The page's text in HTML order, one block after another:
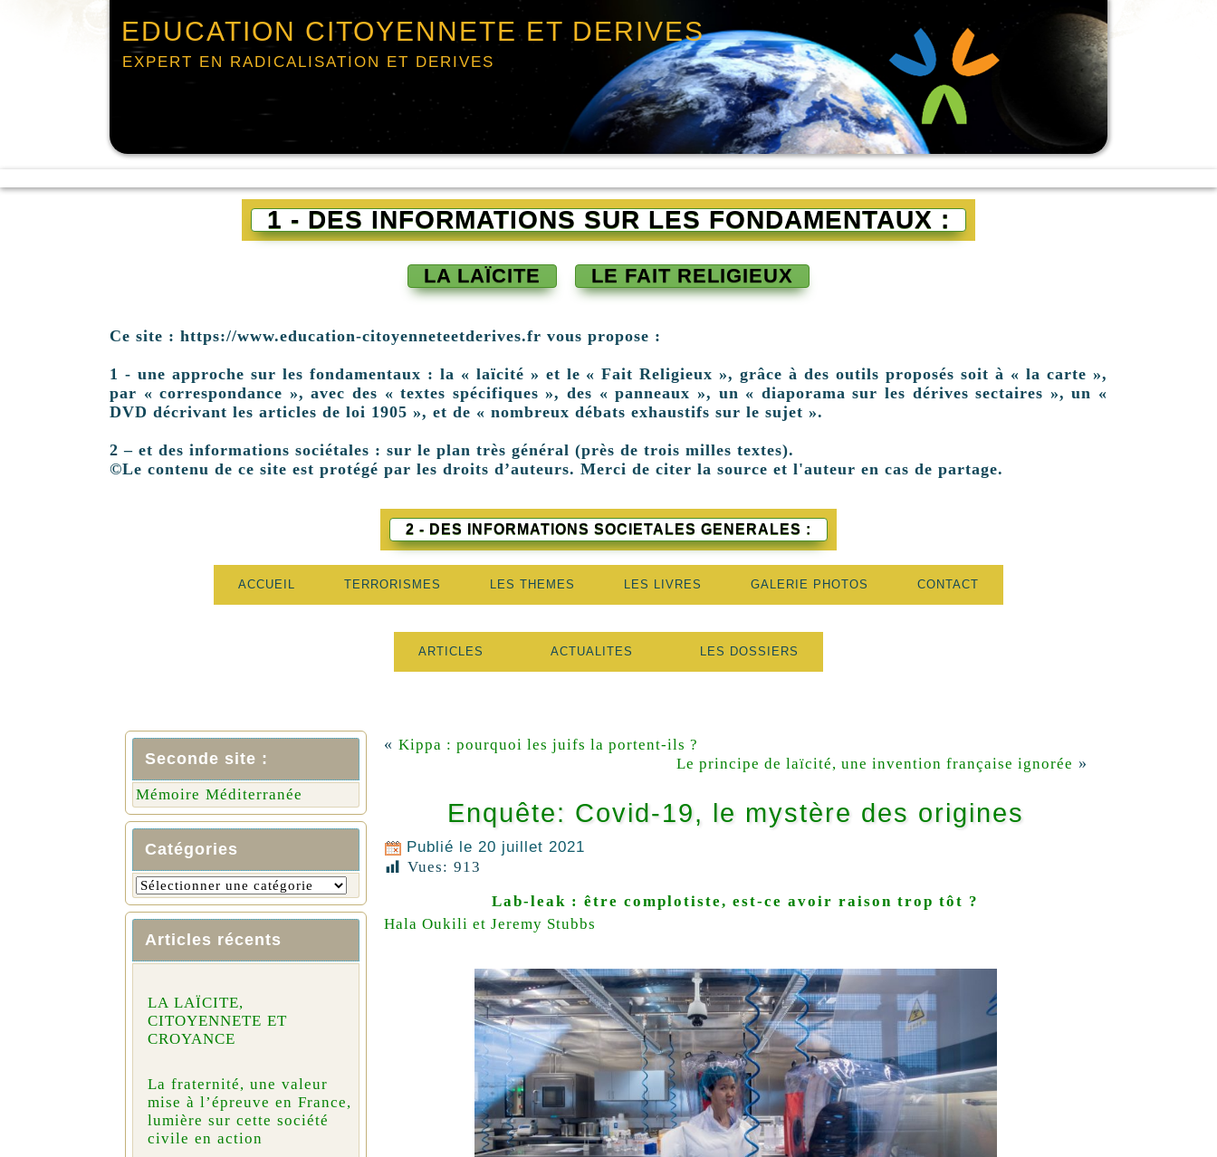
EDUCATION CITOYENNETE ET DERIVES
EXPERT EN RADICALISATION ET DERIVES
1 - DES INFORMATIONS SUR LES FONDAMENTAUX :
LA LAÏCITE LE FAIT RELIGIEUX
Ce site : https://www.education-citoyenneteetderives.fr vous propose :
1 - une approche sur les fondamentaux : la « laïcité » et le « Fait Religieux », grâce à des outils proposés soit à « la carte »,
par « correspondance », avec des « textes spécifiques », des « panneaux », un « diaporama sur les dérives sectaires », un «
DVD décrivant les articles de loi 1905 », et de « nombreux débats exhaustifs sur le sujet ».
2 – et des informations sociétales : sur le plan très général (près de trois milles textes).
©Le contenu de ce site est protégé par les droits d’auteurs. Merci de citer la source et l'auteur en cas de partage.
2 - DES INFORMATIONS SOCIETALES GENERALES :
ACCUEIL TERRORISMES LES THEMES LES LIVRES GALERIE PHOTOS CONTACT
ARTICLES ACTUALITES LES DOSSIERS
Seconde site :
Mémoire Méditerranée
Catégories
Articles récents
LA LAÏCITE,
CITOYENNETE ET
CROYANCE
La fraternité, une valeur
mise à l’épreuve en France,
lumière sur cette société
civile en action
« Kippa : pourquoi les juifs la portent-ils ?
Le principe de laïcité, une invention française ignorée »
Enquête: Covid-19, le mystère des origines
Publié le 20 juillet 2021
Vues: 913
Lab-leak : être complotiste, est-ce avoir raison trop tôt ?
Hala Oukili et Jeremy Stubbs